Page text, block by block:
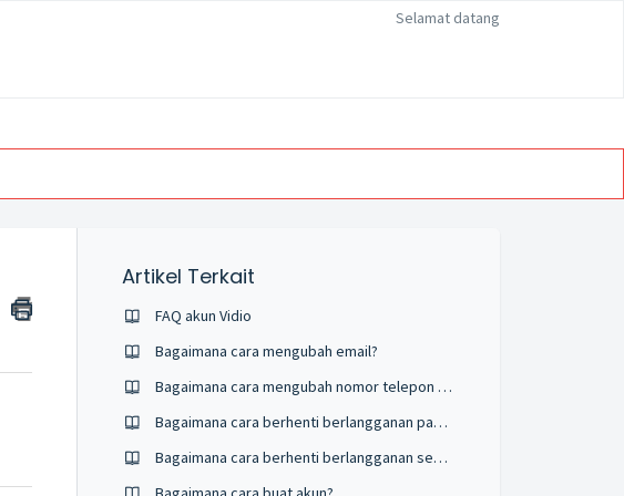
Selamat datang
Artikel Terkait
FAQ akun Vidio
Bagaimana cara mengubah email?
Bagaimana cara mengubah nomor telepon di Vidio?
Bagaimana cara berhenti berlangganan pada perangkat iOS?
Bagaimana cara berhenti berlangganan secara otomatis?